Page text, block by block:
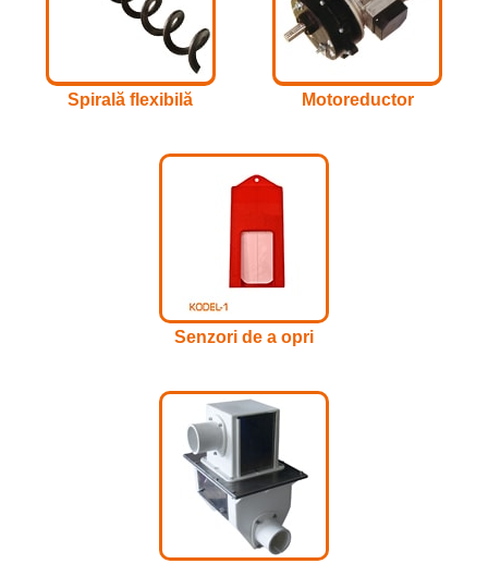
Spirală flexibilă Motoreductor
Senzori de a opri